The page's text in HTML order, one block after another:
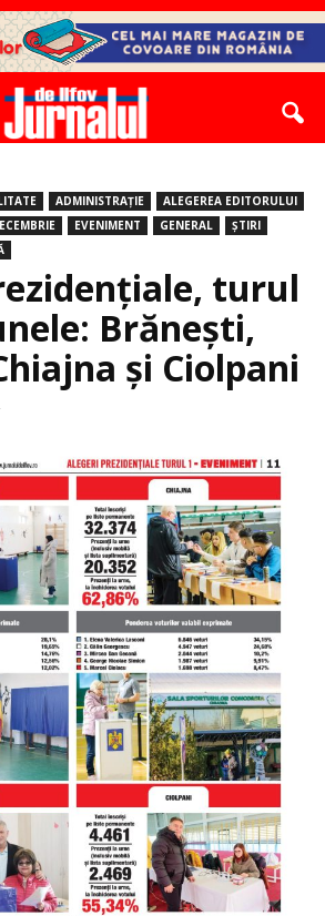
ADMINISTRAȚIE
ALEGEREA EDITORULUI
EVENIMENT GENERAL
ȘTIRI
turul
Brănești,
și Ciolpani